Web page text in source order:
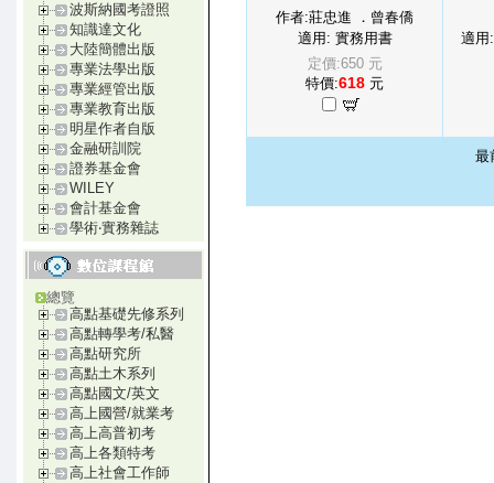
波斯納國考證照
知識達文化
大陸簡體出版
專業法學出版
專業經管出版
專業教育出版
明星作者自版
金融研訓院
證券基金會
WILEY
會計基金會
學術‧實務雜誌
總覽
高點基礎先修系列
高點轉學考/私醫
高點研究所
高點土木系列
高點國文/英文
高上國營/就業考
高上高普初考
高上各類特考
高上社會工作師
作者:莊忠進 ．曾春僑
適用: 實務用書
定價:650 元
特價:618 元
適用
最